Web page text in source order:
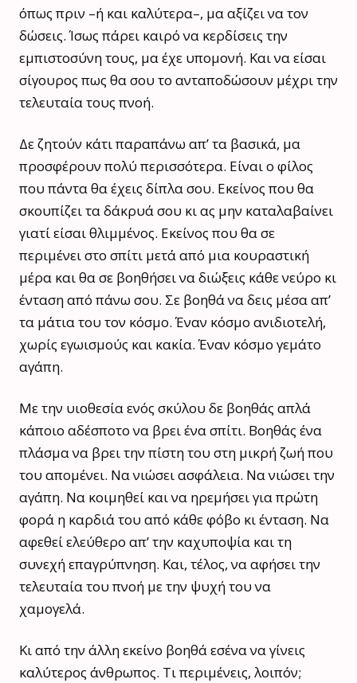
όπως πριν –ή και καλύτερα–, μα αξίζει να τον
δώσεις. Ίσως πάρει καιρό να κερδίσεις την
εμπιστοσύνη τους, μα έχε υπομονή. Και να είσαι
σίγουρος πως θα σου το ανταποδώσουν μέχρι την
τελευταία τους πνοή.
Δε ζητούν κάτι παραπάνω απ’ τα βασικά, μα
προσφέρουν πολύ περισσότερα. Είναι ο φίλος
που πάντα θα έχεις δίπλα σου. Εκείνος που θα
σκουπίζει τα δάκρυά σου κι ας μην καταλαβαίνει
γιατί είσαι θλιμμένος. Εκείνος που θα σε
περιμένει στο σπίτι μετά από μια κουραστική
μέρα και θα σε βοηθήσει να διώξεις κάθε νεύρο κι
ένταση από πάνω σου. Σε βοηθά να δεις μέσα απ’
τα μάτια του τον κόσμο. Έναν κόσμο ανιδιοτελή,
χωρίς εγωισμούς και κακία. Έναν κόσμο γεμάτο
αγάπη.
Με την υιοθεσία ενός σκύλου δε βοηθάς απλά
κάποιο αδέσποτο να βρει ένα σπίτι. Βοηθάς ένα
πλάσμα να βρει την πίστη του στη μικρή ζωή που
του απομένει. Να νιώσει ασφάλεια. Να νιώσει την
αγάπη. Να κοιμηθεί και να ηρεμήσει για πρώτη
φορά η καρδιά του από κάθε φόβο κι ένταση. Να
αφεθεί ελεύθερο απ’ την καχυποψία και τη
συνεχή επαγρύπνηση. Και, τέλος, να αφήσει την
τελευταία του πνοή με την ψυχή του να
χαμογελά.
Κι από την άλλη εκείνο βοηθά εσένα να γίνεις
καλύτερος άνθρωπος. Τι περιμένεις, λοιπόν;